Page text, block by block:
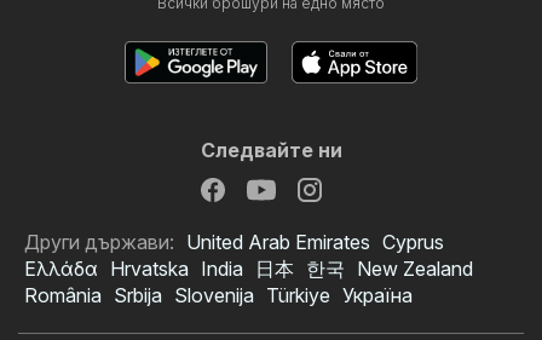
Следвайте ни
Други държави: United Arab Emirates Cyprus
Ελλάδα Hrvatska India 日本 한국 New Zealand
România Srbija Slovenija Türkiye Україна